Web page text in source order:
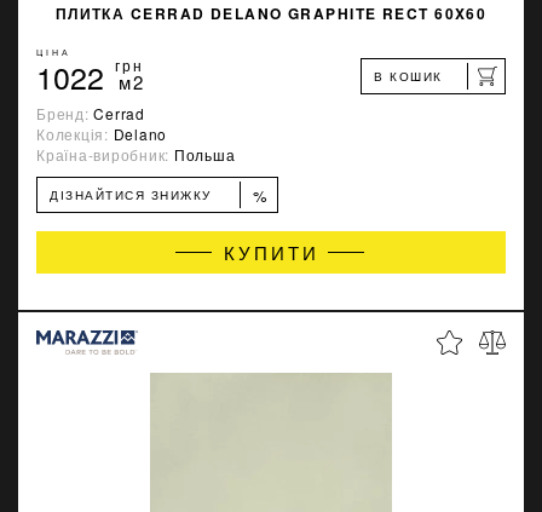
ПЛИТКА CERRAD DELANO GRAPHITE RECT 60X60
ЦІНА
1022 грн
м2 В КОШИК
Бренд:Cerrad
Колекція: Delano
Країна-виробник: Польша
ДІЗНАЙТИСЯ ЗНИЖКУ %
КУПИТИ